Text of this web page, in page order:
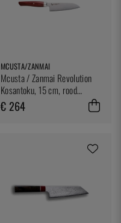
MCUSTA/ZANMAI
Mcusta / Zanmai Revolution
Kosantoku, 15 cm, rood
handvat
€ 264